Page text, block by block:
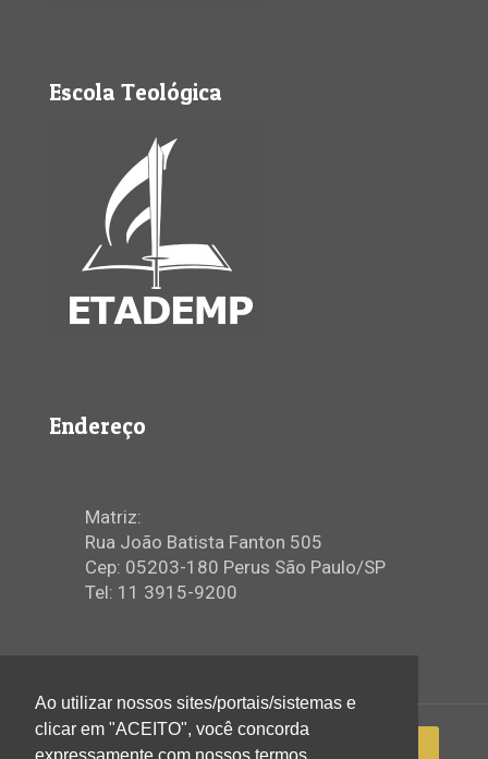
Escola Teológica
Endereço
Matriz:
Rua João Batista Fanton 505
Cep: 05203-180 Perus São Paulo/SP
Tel: 11 3915-9200
Ao utilizar nossos sites/portais/sistemas e
clicar em "ACEITO", você concorda